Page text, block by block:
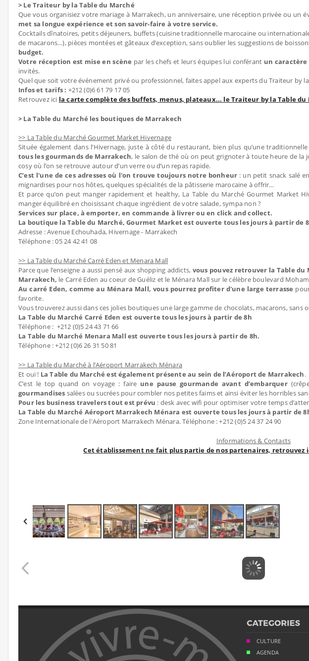
> Le Traiteur by la Table du Marché
Que vous organisiez votre mariage à Marrakech, un anniversaire, une réception privée ou un
met sa longue expérience et son savoir-faire à votre service.
Cocktails dînatoires, petits déjeuners, buffets (cuisine traditionnelle marocaine ou
de macarons…), pièces montées et gâteaux d’exception, sans oublier les suggestions de
budget.
Votre réception est mise en scène par les chefs et leurs équipes lui conférant un
invités.
Quel que soit votre événement privé ou professionnel, faites appel aux experts du Traiteur by
Infos et tarifs : +212 (0)6 61 79 17 05
Retrouvez ici la carte complète des buffets, menus, plateaux... le Traiteur by la Table du
> La Table du Marché les boutiques de Marrakech
>> La Table du Marché Gourmet Market Hivernage
Située également dans l’Hivernage, juste à côté du restaurant, bien plus qu’une
tous les gourmands de Marrakech, le salon de thé où on peut grignoter à toute heure de la
cosy où l’on se retrouve autour d’un verre ou d’un repas rapide.
C’est l'une de ces adresses où l'on trouve toujours notre bonheur : un petit snack salé
mignardises pour nos hôtes, quelques spécialités de la pâtisserie marocaine à offrir…
Et parce qu’on peut manger rapidement et healthy, La Table du Marché Gourmet Market
manger équilibré en choisissant chaque ingrédient de votre salade, sympa non ?
Services sur place, à emporter, en commande à livrer ou en click and collect.
La boutique la Table du Marché, Gourmet Market est ouverte tous les jours à partir de
Adresse : Avenue Echouhada, Hivernage - Marrakech
Téléphone : 05 24 42 41 08
>> La Table du Marché Carré Eden et Menara Mall
Parce que l’enseigne a aussi pensé aux shopping addicts, vous pouvez retrouver la Table
Marrakech, le Carré Eden au coeur de Guéliz et le Ménara Mall sur le célèbre boulevard
Au carré Eden, comme au Ménara Mall, vous pourrez profiter d'une large terrasse
favorite.
Vous trouverez aussi dans ces jolies boutiques une large gamme de chocolats, macarons,
La Table du Marché Carré Eden est ouverte tous les jours à partir de 8h
Téléphone : +212 (0)5 24 43 71 66
La Table du Marché Menara Mall est ouverte tous les jours à partir de 8h.
Téléphone : +212 (0)6 26 31 50 81
>> La Table du Marché à l’Aéroport Marrakech Ménara
Et oui ! La Table du Marché est également présente au sein de l’Aéroport de Marrakech.
C’est le top quand on voyage : faire une pause gourmande avant d’embarquer
gourmandises salées ou sucrées pour combler nos petites faims et ainsi éviter les horribles
Pour les business travelers tout est prévu : desk avec wifi pour optimiser votre temps
La Table du Marché Aéroport Marrakech Ménara est ouverte tous les jours à partir de
Zone Internationale de l'Aéroport Marrakech Ménara. Téléphone : +212 (0)5 24 37 24 90
Informations & Contacts
Cet établissement ne fait plus partie de nos partenaires, retrouvez
CULTURE
AGENDA